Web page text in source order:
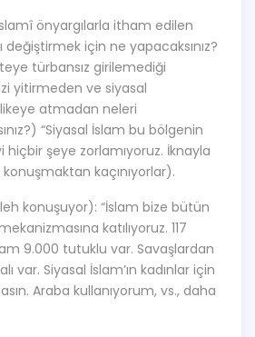
önyargılarla itham edilen
değiştirmek için ne yapacaksınız?
türbansız girilemediği
yitirmeden ve siyasal
atmadan neleri
“Siyasal İslam bu bölgenin
hiçbir şeye zorlamıyoruz. İknayla
konuşmaktan kaçınıyorlar).
konuşuyor): “İslam bize bütün
katılıyoruz. 117
9.000 tutuklu var. Savaşlardan
var. Siyasal İslam’ın kadınlar için
Araba kullanıyorum, vs., daha